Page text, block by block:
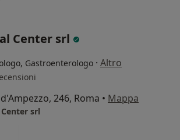
Center srl
Gastroenterologo · Altro
246, Roma • Mappa
srl